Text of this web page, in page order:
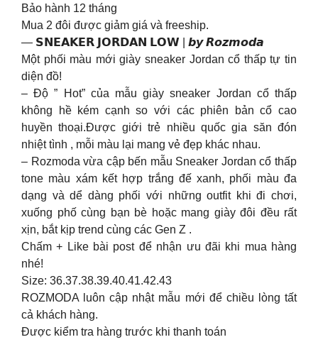
Bảo hành 12 tháng
Mua 2 đôi được giảm giá và freeship.
— 𝗦𝗡𝗘𝗔𝗞𝗘𝗥 𝗝𝗢𝗥𝗗𝗔𝗡 𝗟𝗢𝗪 | 𝙗𝙮 𝙍𝙤𝙯𝙢𝙤𝙙𝙖
Một phối màu mới giày sneaker Jordan cổ thấp tự tin
diện đồ!
– Độ ” Hot” của mẫu giày sneaker Jordan cổ thấp
không hề kém cạnh so với các phiên bản cổ cao
huyền thoại.Được giới trẻ nhiều quốc gia săn đón
nhiệt tình , mỗi màu lại mang vẻ đẹp khác nhau.
– Rozmoda vừa cập bến mẫu Sneaker Jordan cổ thấp
tone màu xám kết hợp trắng đế xanh, phối màu đa
dạng và dể dàng phối với những outfit khi đi chơi,
xuống phố cùng bạn bè hoặc mang giày đôi đều rất
xịn, bắt kịp trend cùng các Gen Z .
Chấm + Like bài post để nhận ưu đãi khi mua hàng
nhé!
Size: 36.37.38.39.40.41.42.43
ROZMODA luôn cập nhật mẫu mới để chiều lòng tất
cả khách hàng.
Được kiểm tra hàng trước khi thanh toán